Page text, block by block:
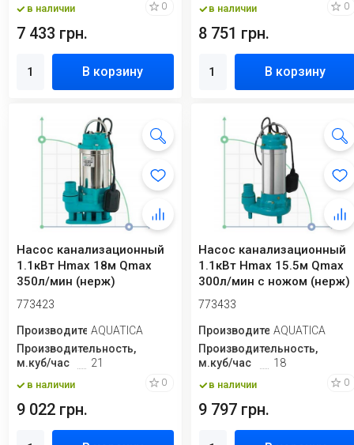
в наличии 0
7 433 грн.
В корзину
в наличии 0
8 751 грн.
В корзину
Насос канализационный
1.1кВт Hmax 18м Qmax
350л/мин (нерж)
AQUATICA (773423)
773423
ПроизводительAQUATICA
Производительность,
м.куб/час
21
в наличии 0
9 022 грн.
Насос канализационный
1.1кВт Hmax 15.5м Qmax
300л/мин с ножом (нерж)
AQUATICA...
773433
ПроизводительAQUATICA
Производительность,
м.куб/час
18
в наличии 0
9 797 грн.